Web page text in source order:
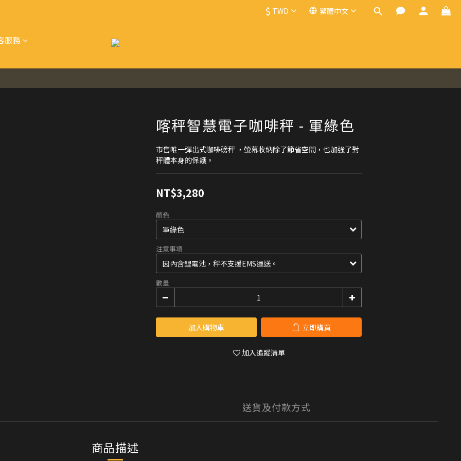
$ TWD 繁體中文
服務
喀秤智慧電子咖啡秤 - 軍綠色
市售唯一彈出式咖啡磅秤 ，螢幕收納除了節省空間，也加強了對
秤體本身的保護。
NT$3,280
顏色
注意事項
數量
加入購物車 立即購買
加入追蹤清單
送貨及付款方式
商品描述
立即購買